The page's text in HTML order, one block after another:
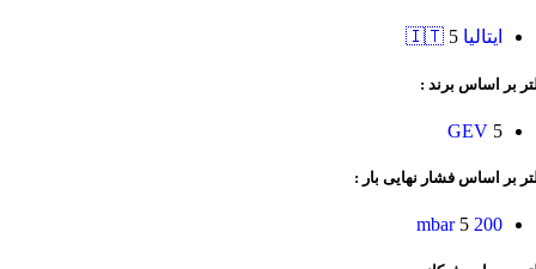
ایتالیا 🇮🇹 5
بر اساس برند :
GEV 5
بر اساس فشار نهایی بار :
200 mbar
5